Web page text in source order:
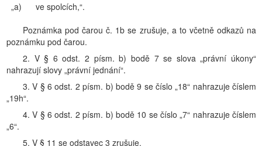
„a)
ve spolcích,“.
Poznámka pod čarou č. 1b se zrušuje, a to včetně odkazů na
poznámku pod čarou.
2. V § 6 odst. 2 písm. b) bodě 7 se slova „právní úkony“
nahrazují slovy „právní jednání“.
3. V § 6 odst. 2 písm. b) bodě 9 se číslo „18“ nahrazuje číslem
„19h“.
4. V § 6 odst. 2 písm. b) bodě 10 se číslo „7“ nahrazuje číslem
„6“.
5. V § 11 se odstavec 3 zrušuje.